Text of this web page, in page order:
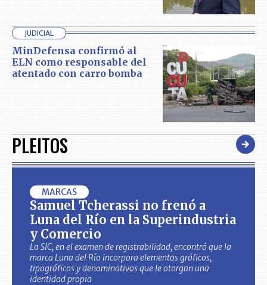
JUDICIAL
MinDefensa confirmó al
ELN como responsable del
atentado con carro bomba
PLEITOS
MARCAS
Samuel Tcherassi no frenó a
Luna del Río en la Superindustria
y Comercio
La SIC, en el examen de registrabilidad, encontró que la
marca Luna del Río incorpora elementos gráficos,
tipográficos y denominativos que le otorgan una
identidad propia